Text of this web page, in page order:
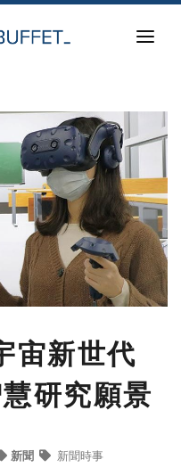
宙新世代
研究願景
新聞 新聞時事